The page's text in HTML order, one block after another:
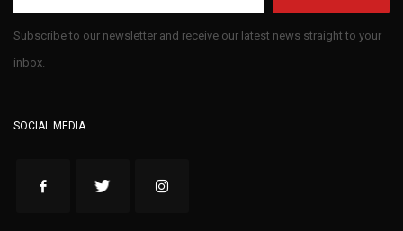
Subscribe to our newsletter and receive our latest news straight to your
inbox.
SOCIAL MEDIA